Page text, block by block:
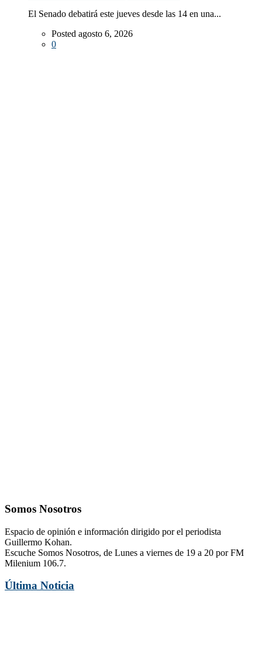
El Senado debatirá este jueves desde las 14 en una...
Posted agosto 6, 2026
0
Somos Nosotros
Espacio de opinión e información dirigido por el periodista
Guillermo Kohan.
Escuche Somos Nosotros, de Lunes a viernes de 19 a 20 por FM
Milenium 106.7.
Última Noticia